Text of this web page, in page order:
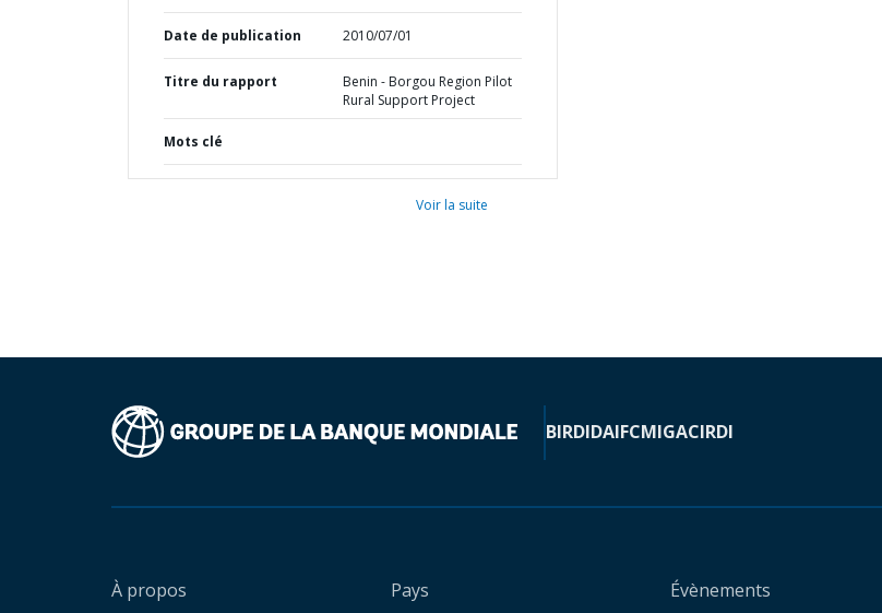
Date de publication 2010/07/01
Titre du rapport
Benin - Borgou Region Pilot
Rural Support Project
Mots clé
Voir la suite
BIRDIDAIFCMIGACIRDI
À propos Pays Évènements